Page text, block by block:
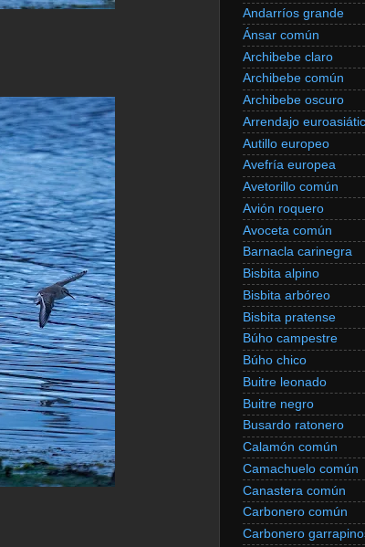
Andarríos grande
Ánsar común
Archibebe claro
Archibebe común
Archibebe oscuro
Arrendajo
Autillo europeo
Avefría europea
Avetorillo común
Avión roquero
Avoceta común
Barnacla carinegra
Bisbita alpino
Bisbita arbóreo
Bisbita pratense
Búho campestre
Búho chico
Buitre leonado
Buitre negro
Busardo ratonero
Calamón común
Camachuelo común
Canastera común
Carbonero común
Carbonero